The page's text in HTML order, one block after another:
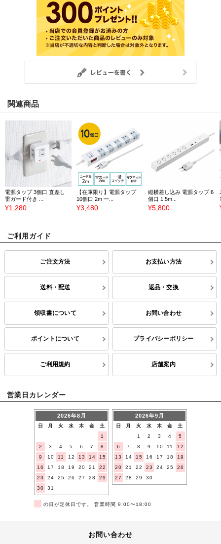
関連商品
電源タップ 3個口 直差し
雷ガード付き ...
¥1,280
【在庫限り】電源タップ
10個口 2m 一...
¥3,480
縦横差し込み 電源タップ 6
個口 1.5m...
¥5,800
ご利用ガイド
ご注文方法 お支払い方法
送料・配送 返品・交換
領収書について お問い合わせ
ポイントについて プライバシーポリシー
ご利用規約 店舗案内
営業日カレンダー
2026年8月
日 月 火 水 木 金
土
1
2
3 4 5 6 7
8
9
10 11 12 13 14
15
16
17 18 19 20 21
22
23
24 25 26 27 28
29
30
31
2026年9月
日 月 火 水 木 金
土
1
2 3 4
5
6
7 8 9 10 11
12
13
14 15 16 17 18
19
20
21 22 23 24 25
26
27
28 29 30
の日が定休日です。 営業時間 9:00〜18:00
お問い合わせ